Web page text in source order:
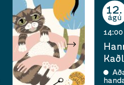
12
ágú
14:00